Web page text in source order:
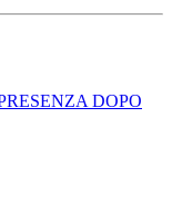
DOPO